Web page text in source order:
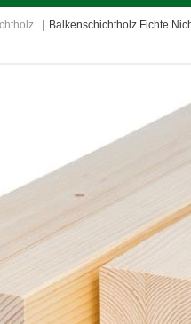
Balkenschichtholz Fichte